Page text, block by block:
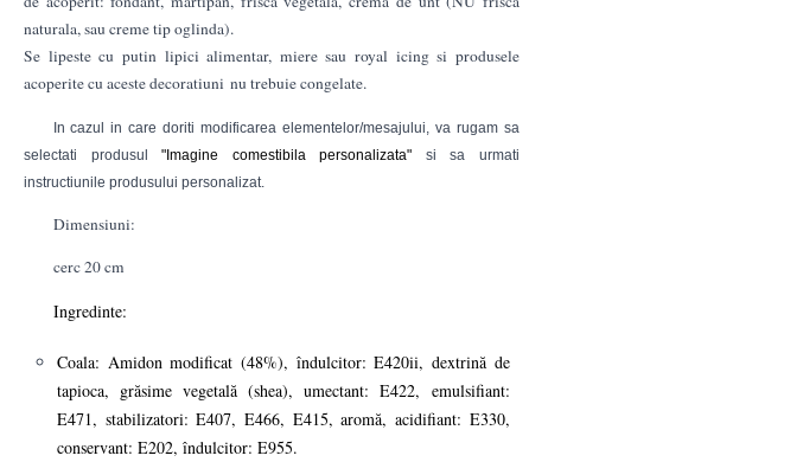
naturala, sau creme tip oglinda).
Se lipeste cu putin lipici alimentar, miere sau royal icing si produsele
acoperite cu aceste decoratiuni nu trebuie congelate.
In cazul in care doriti modificarea elementelor/mesajului, va rugam sa
selectati produsul"Imagine comestibila personalizata" si sa urmati
instructiunile produsului personalizat.
Dimensiuni:
cerc 20 cm
Ingredinte:
Coala: Amidon modificat (48%), îndulcitor: E420ii, dextrină de
tapioca, grăsime vegetală (shea), umectant: E422, emulsifiant:
E471, stabilizatori: E407, E466, E415, aromă, acidifiant: E330,
conservant: E202, îndulcitor: E955.